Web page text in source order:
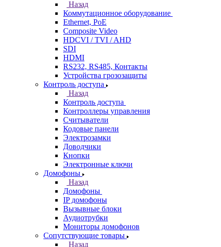
Назад
Коммутационное оборудование
Ethernet, PoE
Composite Video
HDCVI / TVI / AHD
SDI
HDMI
RS232, RS485, Контакты
Устройства грозозащиты
Контроль доступа
Назад
Контроль доступа
Контроллеры управления
Считыватели
Кодовые панели
Электрозамки
Доводчики
Кнопки
Электронные ключи
Домофоны
Назад
Домофоны
IP домофоны
Вызывные блоки
Аудиотрубки
Мониторы домофонов
Сопутствующие товары
Назад